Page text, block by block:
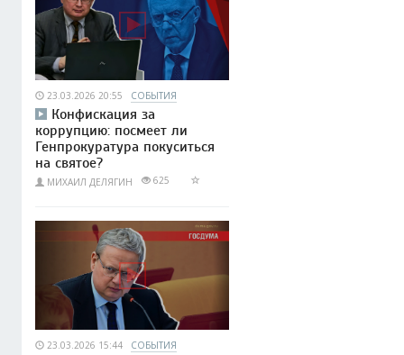
23.03.2026 20:55 СОБЫТИЯ
Конфискация за
коррупцию: посмеет ли
Генпрокуратура покуситься
на святое?
МИХАИЛ ДЕЛЯГИН 625
23.03.2026 15:44 СОБЫТИЯ